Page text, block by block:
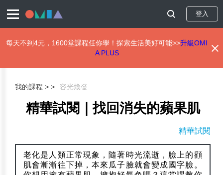
登入
每天不到4元，1600堂課程任你學！探索生活美好可能>>升級OMI
A PLUS
我的課程 > 容光煥發
精華試閱｜找回消失的蘋果肌
精華試閱
老化是人類正常現象，隨著時光流逝，臉上的顴
肌會漸漸往下掉，本來瓜子臉就會變成國字臉。